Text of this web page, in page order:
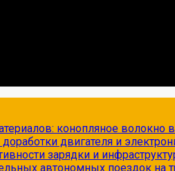
конопляное волокно
двигателя и
зарядки и
автономных поездок на